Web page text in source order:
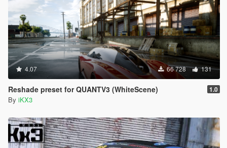
4.07 66 728 131
Reshade preset for QUANTV3 (WhiteScene) 1.0
By iKX3